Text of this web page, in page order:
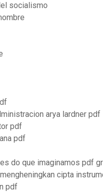
socialismo
arya lardner pdf
pdf
pdf
do que imaginamos pdf
cipta
pdf